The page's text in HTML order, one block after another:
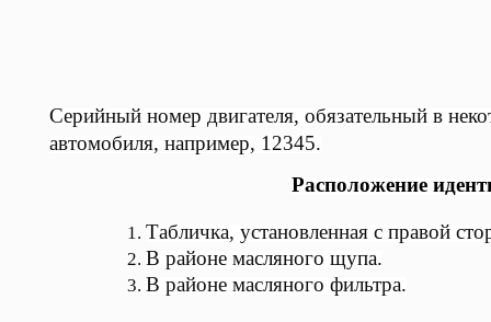
Серийный номер двигателя, обязательный в
автомобиля, например, 12345.
Расположение
Табличка, установленная с правой
В районе масляного щупа.
В районе масляного фильтра.